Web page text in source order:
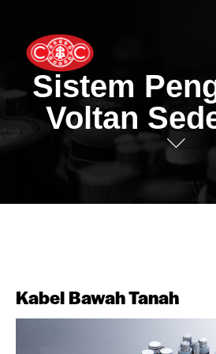
Sistem
Voltan
Kabel Bawah Tanah